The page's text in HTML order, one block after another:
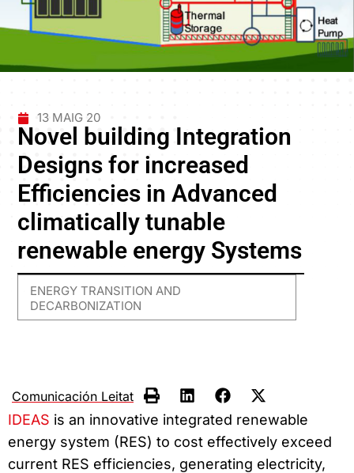
13 MAIG 20
Novel building Integration
Designs for increased
Efficiencies in Advanced
climatically tunable
renewable energy Systems
ENERGY TRANSITION AND
DECARBONIZATION
Comunicación Leitat
IDEAS is an innovative integrated renewable
energy system (RES) to cost effectively exceed
current RES efficiencies, generating electricity,